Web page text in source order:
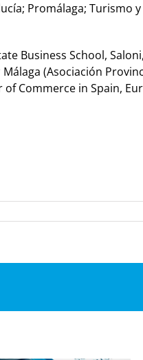
Promálaga; Turismo
Business School,
(Asociación
Commerce in Spain,